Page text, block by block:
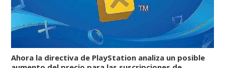
Ahora la directiva de PlayStation analiza un posible